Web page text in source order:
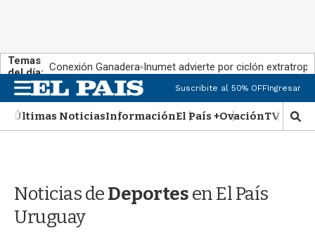
Temas
del día: Conexión Ganadera Inumet advierte por ciclón
M
e
n
u
Suscribite al 50% OFFIngresar
Últimas NoticiasInformaciónEl País +OvaciónTV Show
M
o
Noticias deDeportesen El País
Uruguay